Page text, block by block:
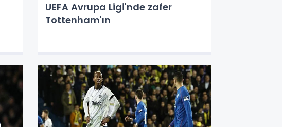
UEFA Avrupa Ligi'nde zafer
Tottenham'ın